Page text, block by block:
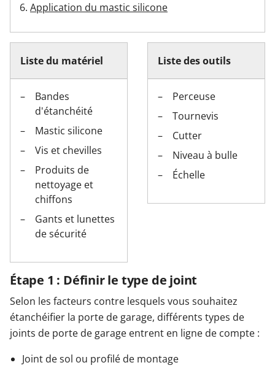
Application du mastic silicone
Liste du matériel
Bandes
d'étanchéité
Mastic silicone
Vis et chevilles
Produits de
nettoyage et
chiffons
Gants et lunettes
de sécurité
Liste des outils
Perceuse
Tournevis
Cutter
Niveau à bulle
Échelle
Étape 1 : Définir le type de joint
Selon les facteurs contre lesquels vous souhaitez
étanchéifier la porte de garage, différents types de
joints de porte de garage entrent en ligne de compte :
Joint de sol ou profilé de montage